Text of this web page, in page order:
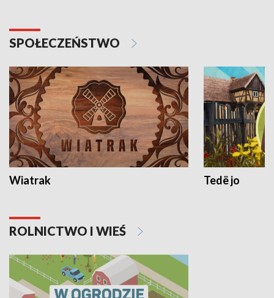
SPOŁECZEŃSTWO
Wiatrak Tedë jo
ROLNICTWO I WIEŚ